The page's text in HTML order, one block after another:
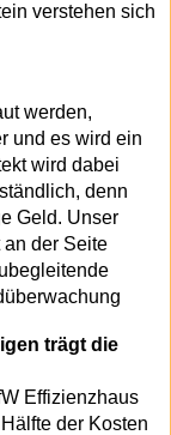
verstehen sich
werden,
und es wird ein
wird dabei
denn
Geld. Unser
der Seite
trägt die
Effizienzhaus
der Kosten